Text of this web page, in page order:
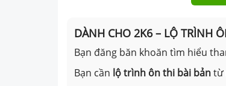
DÀNH CHO 2K6 – LỘ TRÌNH
Bạn đăng băn khoăn tìm hiểu
Bạn cần lộ trình ôn thi bài bảntừ